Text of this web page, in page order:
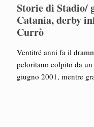
Storie di Stadio/
Catania, derby
Currò
Ventitré anni fa il
peloritano colpito da
giugno 2001, mentre